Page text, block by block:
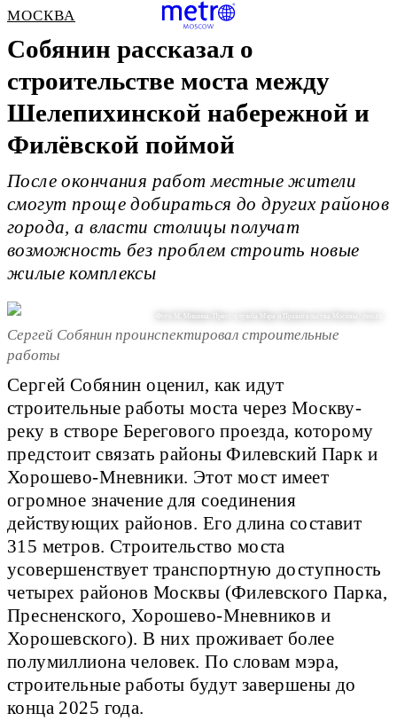
МОСКВА
Собянин рассказал о
строительстве моста между
Шелепихинской набережной и
Филёвской поймой
После окончания работ местные жители
смогут проще добираться до других районов
города, а власти столицы получат
возможность без проблем строить новые
жилые комплексы
Фото М. Мишина. Пресс-служба Мэра и Правительства Москвы / mos.ru
Cергей Собянин проинспектировал строительные
работы
Сергей Собянин оценил, как идут
строительные работы моста через Москву-
реку в створе Берегового проезда, которому
предстоит связать районы Филевский Парк и
Хорошево-Мневники. Этот мост имеет
огромное значение для соединения
действующих районов. Его длина составит
315 метров. Строительство моста
усовершенствует транспортную доступность
четырех районов Москвы (Филевского Парка,
Пресненского, Хорошево-Мневников и
Хорошевского). В них проживает более
полумиллиона человек. По словам мэра,
строительные работы будут завершены до
конца 2025 года.